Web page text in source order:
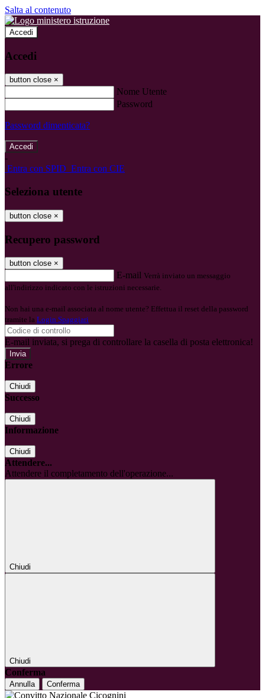
Salta al contenuto
Accedi
Accedi
button close ×
Nome Utente
Password
Password dimenticata?
-
Entra con SPID Entra con CIE
Seleziona utente
button close ×
Recupero password
button close ×
E-mail Verrà inviato un messaggio
all'indirizzo indicato con le istruzioni necessarie.
Non hai una e-mail associata al nome utente? Effettua il reset della password
tramite la Login Spaggiari
E-mail inviata, si prega di controllare la casella di posta elettronica!
Errore
Chiudi
Successo
Chiudi
Informazione
Chiudi
Attendere...
Attendere il completamento dell'operazione...
Chiudi
Chiudi
Conferma
Annulla Conferma